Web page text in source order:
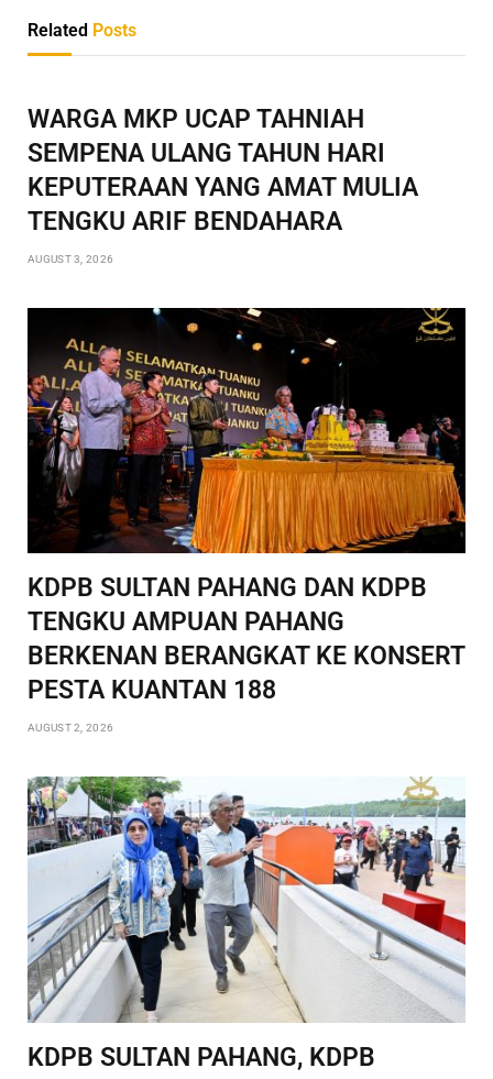
Related Posts
WARGA MKP UCAP TAHNIAH
SEMPENA ULANG TAHUN HARI
KEPUTERAAN YANG AMAT MULIA
TENGKU ARIF BENDAHARA
AUGUST 3, 2026
KDPB SULTAN PAHANG DAN KDPB
TENGKU AMPUAN PAHANG
BERKENAN BERANGKAT KE KONSERT
PESTA KUANTAN 188
AUGUST 2, 2026
KDPB SULTAN PAHANG, KDPB